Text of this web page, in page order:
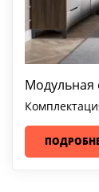
Модульная